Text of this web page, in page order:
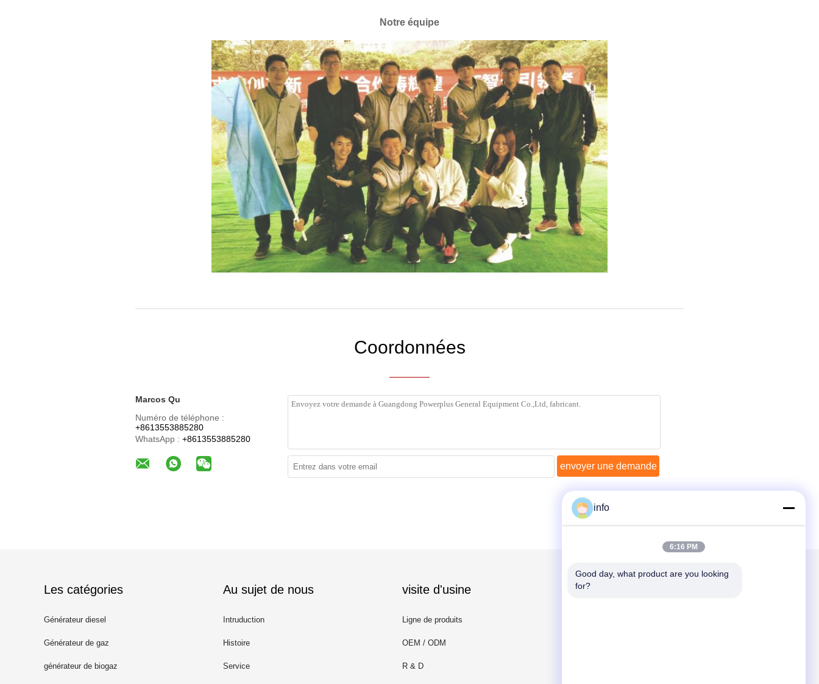
Notre équipe
Coordonnées
Marcos Qu
Numéro de téléphone :
+8613553885280
WhatsApp : +8613553885280
envoyer une demande
Les catégories
Générateur diesel
Générateur de gaz
générateur de biogaz
Au sujet de nous
Intruduction
Histoire
Service
visite d'usine
Ligne de produits
OEM / ODM
R & D
Mail nous
info
6:16 PM
Good day, what product are you looking
for?